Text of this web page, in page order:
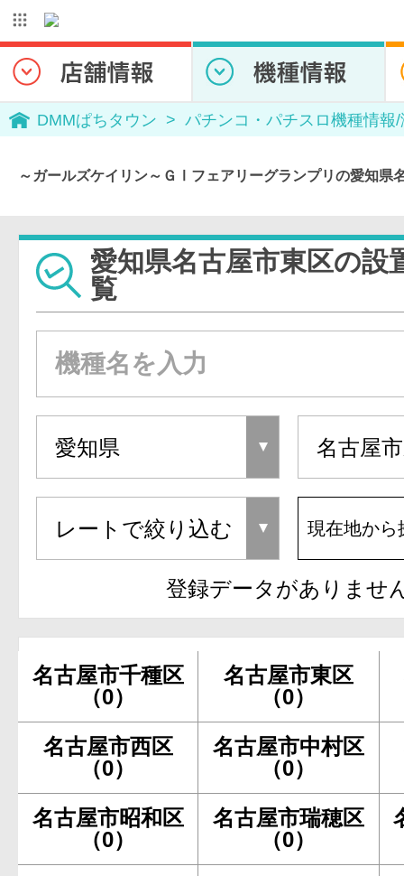
DMMぱちタウン パチンコ・パチスロ機種情報
～ガールズケイリン～ＧⅠフェアリーグランプリの愛知県
愛知県名古屋市東区の設
覧
現在地から
登録データがありませ
名古屋市千種区
（0）
名古屋市東区
（0）
名古屋市西区
（0）
名古屋市中村区
（0）
名古屋市昭和区
（0）
名古屋市瑞穂区
（0）